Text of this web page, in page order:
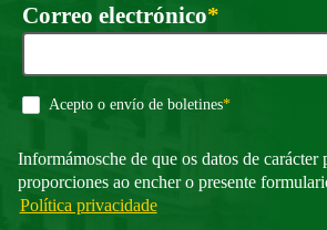
Correo electrónico*
Acepto o envío de boletines*Requirido
Informámosche de que os datos de carácter
proporciones ao encher o presente
Política privacidade